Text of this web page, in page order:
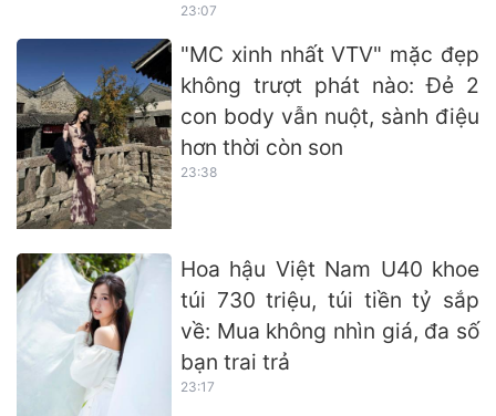
23:07
"MC xinh nhất VTV" mặc đẹp
không trượt phát nào: Đẻ 2
con body vẫn nuột, sành điệu
hơn thời còn son
23:38
Hoa hậu Việt Nam U40 khoe
túi 730 triệu, túi tiền tỷ sắp
về: Mua không nhìn giá, đa số
bạn trai trả
23:17